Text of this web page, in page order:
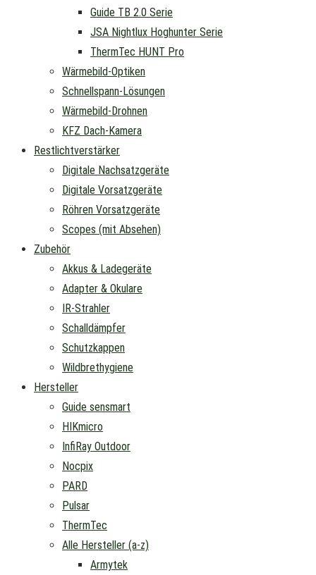
Guide TB 2.0 Serie
JSA Nightlux Hoghunter Serie
ThermTec HUNT Pro
Wärmebild-Optiken
Schnellspann-Lösungen
Wärmebild-Drohnen
KFZ Dach-Kamera
Restlichtverstärker
Digitale Nachsatzgeräte
Digitale Vorsatzgeräte
Röhren Vorsatzgeräte
Scopes (mit Absehen)
Zubehör
Akkus & Ladegeräte
Adapter & Okulare
IR-Strahler
Schalldämpfer
Schutzkappen
Wildbrethygiene
Hersteller
Guide sensmart
HIKmicro
InfiRay Outdoor
Nocpix
PARD
Pulsar
ThermTec
Alle Hersteller (a-z)
Armytek